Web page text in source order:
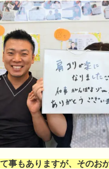
事もありますが、そのお